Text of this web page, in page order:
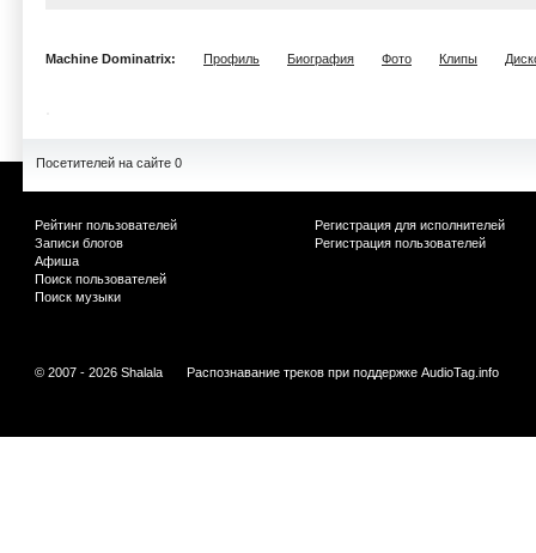
Machine Dominatrix: Профиль Биография Фото Клипы
Посетителей на сайте 0
Рейтинг пользователей
Записи блогов
Афиша
Поиск пользователей
Поиск музыки
Регистрация для исполнителей
Регистрация пользователей
© 2007 - 2026 Shalala Распознавание треков при поддержке AudioTag.info